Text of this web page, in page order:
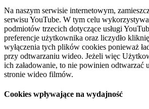
Na naszym serwisie internetowym,
serwisu YouTube. W tym celu
podmiotów trzecich dotyczące usługi
preferencje użytkownika oraz liczydło
wyłączenia tych plików cookies ponieważ
przy odtwarzaniu wideo. Jeżeli więc
ich załadowanie, to nie powinien odtwarzać
stronie wideo filmów.
Cookies wpływające na wydajność